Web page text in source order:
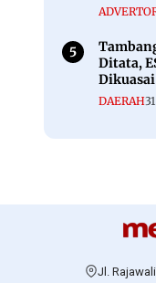
Ditata,
DAERAH
Jl.